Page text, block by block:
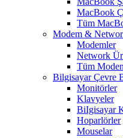
MacBook
Tüm
Modem &
Modemler
Network
Tüm
Bilgisayar Çevre
Monitörler
Klavyeler
BiIgisayar
Hoparlörler
Mouselar